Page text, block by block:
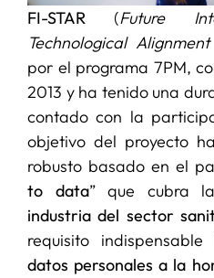
FI-STAR (Future
Technological
por el programa 7PM,
2013 y ha tenido una
contado con la
objetivo del proyecto
robusto basado en el
to data” que cubra
industria del sector
requisito indispensable
datos personales a la